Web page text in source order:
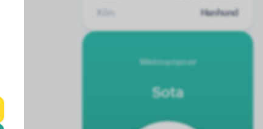
Kön:
Hanhund
Weimaraner
Sota